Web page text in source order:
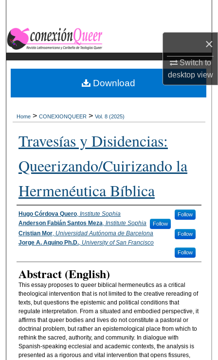
×
Switch to
desktopview
Browse Collections
My Account
About
Home > CONEXIONQUEER > Vol. 8 (2025)
Travesías y Disidencias:
Queerizando/Cuirizando la
Hermenéutica Bíblica
Authors
Hugo Córdova Quero, Institute Sophia Follow
Anderson Fabián Santos Meza, Institute Sophia Follow
Cristian Mor, Universidad Autónoma de Barcelona Follow
Jorge A. Aquino Ph.D., University of San Francisco
Follow
Abstract (English)
This essay proposes to queer biblical hermeneutics as a critical
theological intervention that is not limited to the creative rereading of
texts, but questions the epistemic and political conditions that
regulate interpretation. From a situated and embodied perspective, it
affirms that queer bodies and lives do not constitute a pastoral or
doctrinal problem, but rather an epistemological place from which to
rethink the sacred, authority, and community. In dialogue with
Spanish-speaking ecclesial and academic contexts, the analysis is
presented as a rigorous and vital intervention that opens fissures,
Download